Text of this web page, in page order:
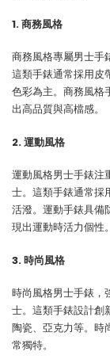
1. 商務風格
商務風格專屬男士手
這類手錶通常採用皮
色彩為主。商務風格
出高品質與高檔感。
2. 運動風格
運動風格男士手錶注
士。這類手錶通常採
活潑。運動手錶具備
現出運動時活力個性。
3. 時尚風格
時尚風格男士手錶，
士。這類手錶設計創
陶瓷、亞克力等。時
常獨特。